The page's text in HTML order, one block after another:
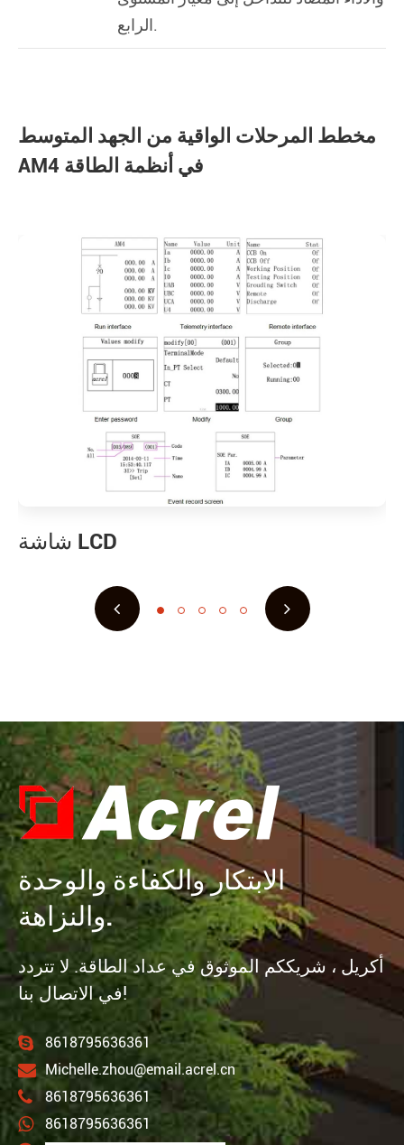
الرابع.
مخطط المرحلات الواقية من الجهد المتوسط
AM4 في أنظمة الطاقة
شاشة LCD
الابتكار والكفاءة والوحدة
والنزاهة.
أكريل ، شريككم الموثوق في عداد الطاقة. لا تتردد
في الاتصال بنا!
8618795636361
Michelle.zhou@email.acrel.cn
8618795636361
8618795636361